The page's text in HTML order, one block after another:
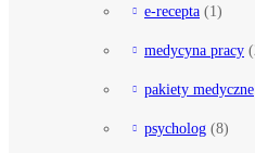
e-recepta (1)
medycyna pracy
pakiety medyczne
psycholog (8)